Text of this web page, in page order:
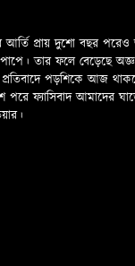
প্রায় দুশো বছর
তার ফলে বেড়েছে
প্রতিবাদে পড়শিকে আজ
পরে ফ্যাসিবাদ